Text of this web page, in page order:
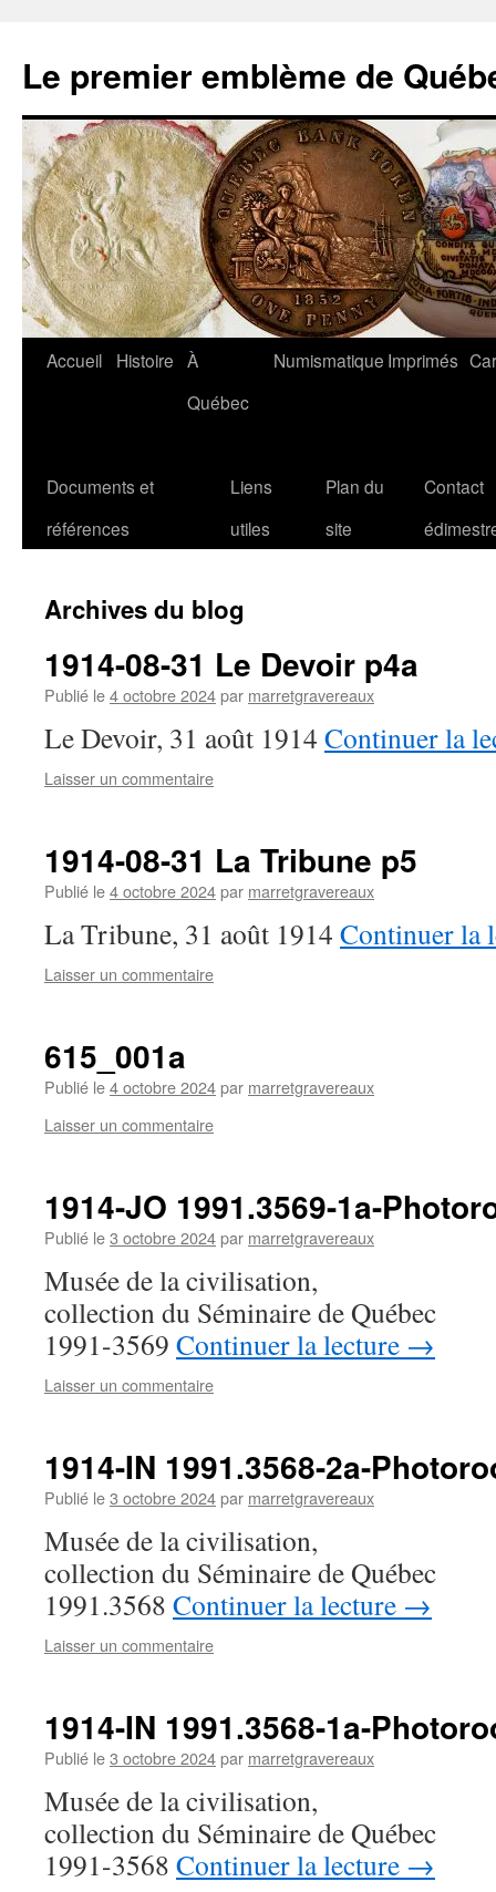
contenu
Le premier emblème de
Accueil Histoire À
Québec
Numismatique Imprimés
Documents et
références
Liens
utiles
Plan du
site
Contact
Archives du blog
1914-08-31 Le Devoir p4a
Publié le4 octobre 2024par marretgravereaux
Le Devoir, 31 août 1914 Continuer la
Laisser un commentaire
1914-08-31 La Tribune p5
Publié le4 octobre 2024par marretgravereaux
La Tribune, 31 août 1914 Continuer la
Laisser un commentaire
615_001a
Publié le4 octobre 2024par marretgravereaux
Laisser un commentaire
1914-JO 1991.3569-1a-
Publié le3 octobre 2024par marretgravereaux
Musée de la civilisation,
collection du Séminaire de Québec
1991-3569 Continuer la lecture →
Laisser un commentaire
1914-IN 1991.3568-2a-
Publié le3 octobre 2024par marretgravereaux
Musée de la civilisation,
collection du Séminaire de Québec
1991.3568 Continuer la lecture →
Laisser un commentaire
1914-IN 1991.3568-1a-
Publié le3 octobre 2024par marretgravereaux
Musée de la civilisation,
collection du Séminaire de Québec
1991-3568 Continuer la lecture →